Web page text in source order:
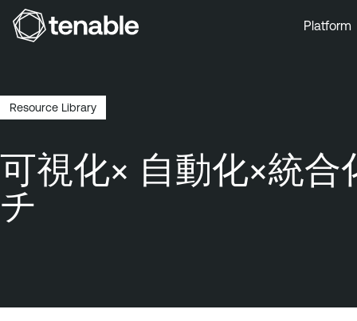
Skip to Footer
Platform
Breadcrumb
Resource Library
可視化× 自動化×統
チ